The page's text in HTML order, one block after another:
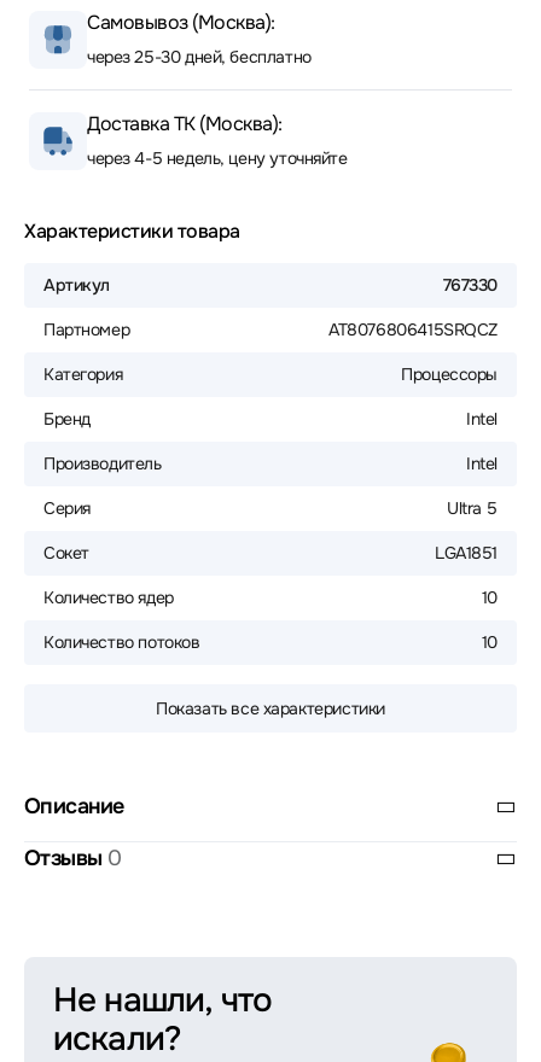
Самовывоз (Москва):
через 25-30 дней, бесплатно
Доставка ТК (Москва):
через 4-5 недель, цену уточняйте
Характеристики товара
Артикул 767330
Партномер AT8076806415SRQCZ
Категория Процессоры
Бренд Intel
Производитель Intel
Серия Ultra 5
Сокет LGA1851
Количество ядер 10
Количество потоков 10
Показать все характеристики
Описание
Отзывы 0
Не нашли, что
искали?